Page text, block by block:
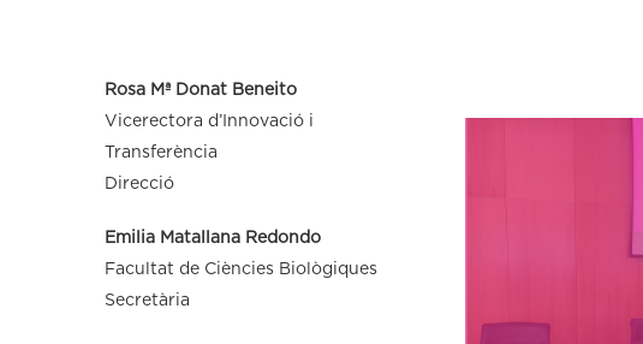
Rosa Mª Donat Beneito
Vicerectora d’Innovació i
Transferència
Direcció
Emilia Matallana Redondo
Facultat de Ciències Biològiques
Secretària